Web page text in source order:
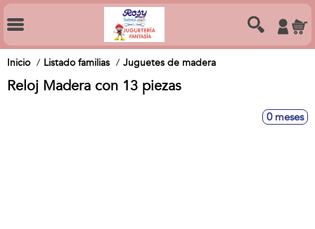
Inicio Listado familias Juguetes de madera
Reloj Madera con 13 piezas
0 meses